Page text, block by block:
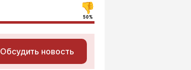
50%
Обсудить новость